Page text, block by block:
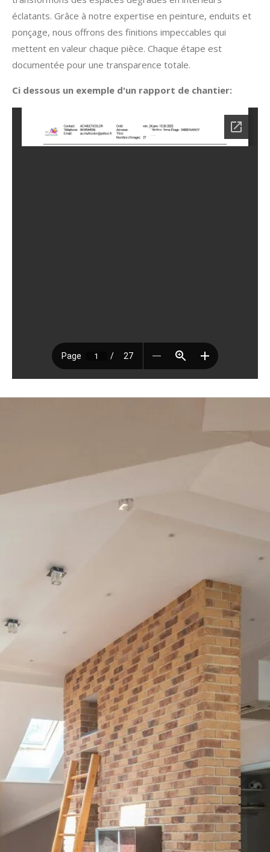
éclatants. Grâce à notre expertise en peinture, enduits et
ponçage, nous offrons des finitions impeccables qui
mettent en valeur chaque pièce. Chaque étape est
documentée pour une transparence totale.
Ci dessous un exemple d'un rapport de chantier: